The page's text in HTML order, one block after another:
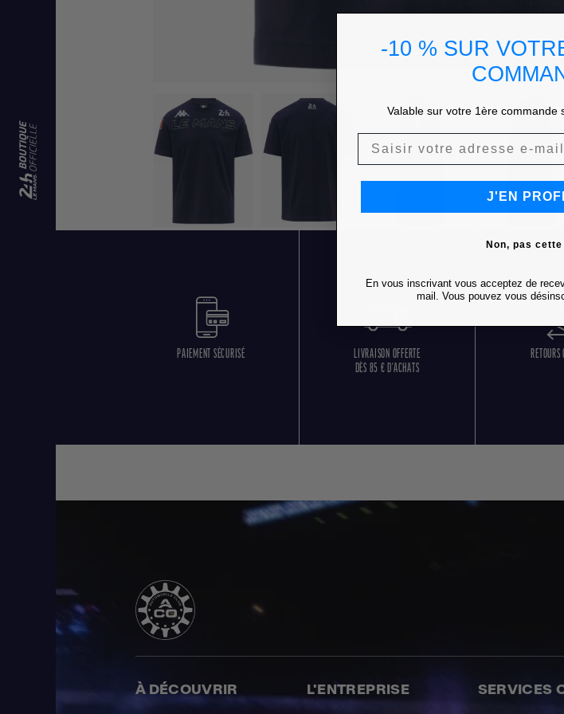
PAIEMENT SÉCURISÉ
LIVRAISON OFFERTE
DÈS 85 € D'ACHATS
À DÉCOUVRIR L'ENTREPRISE SERVICES
-10 % SUR
Valable sur votre 1ère commande
J'EN
Non, pas
En vous inscrivant vous acceptez de
mail. Vous pouvez vous